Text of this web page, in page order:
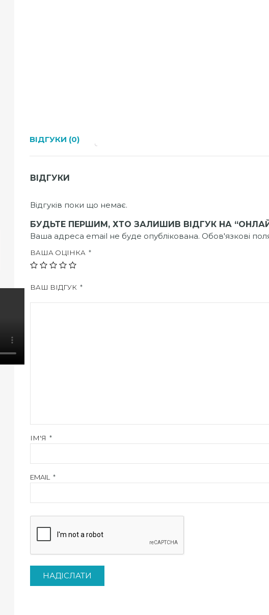
ВІДГУКИ (0)
ВІДГУКИ
Відгуків поки що немає.
БУДЬТЕ ПЕРШИМ, ХТО ЗАЛИШИВ ВІДГУК НА “ОНЛАЙН
Ваша адреса email не буде опублікована. Обов'язкові
ВАША ОЦІНКА *
ВАШ ВІДГУК *
ІМ'Я *
EMAIL *